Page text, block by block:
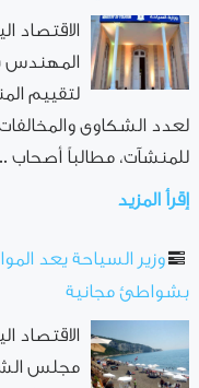
الاقتصاد
المهندس
لتقييم
لعدد الشكاوى
للمنشآت، مطالباً أصحاب
إقرأ المزيد
وزير السياحة يعد
بشواطئ مجانية
الاقتصاد
مجلس